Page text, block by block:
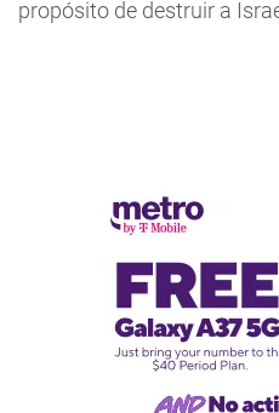
propósito de destruir a